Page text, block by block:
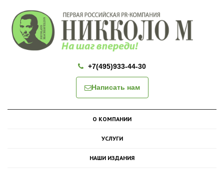
+7(495)933-44-30
Написать нам
О КОМПАНИИ
УСЛУГИ
НАШИ ИЗДАНИЯ